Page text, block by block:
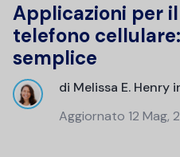
Applicazioni per
telefono
semplice
di Melissa E. Henry
Aggiornato 12 Mag,